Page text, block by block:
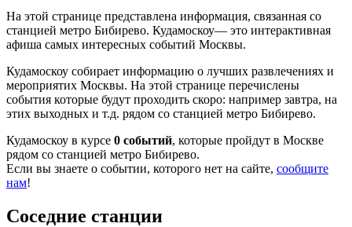
На этой странице представлена информация, связанная со
станцией метро Бибирево. Кудамоскоу— это интерактивная
афиша самых интересных событий Москвы.
Кудамоскоу собирает информацию о лучших развлечениях и
мероприятих Москвы. На этой странице перечислены
события которые будут проходить скоро: например завтра, на
этих выходных и т.д. рядом со станцией метро Бибирево.
Кудамоскоу в курсе 0 событий, которые пройдут в Москве
рядом со станцией метро Бибирево.
Если вы знаете о событии, которого нет на сайте, сообщите
нам!
Соседние станции